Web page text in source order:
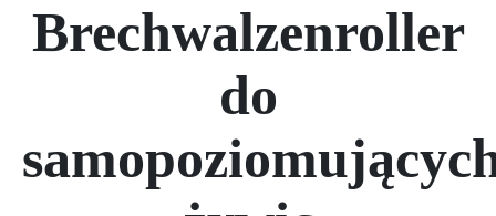
Brechwalzenroller
do